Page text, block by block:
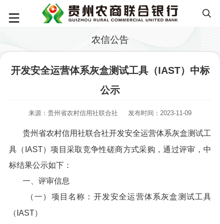
农信公告
开发安全运营体系灰盒测试工具（IAST）中标
公示
来源：贵州省农村信用社联合社 发布时间：2023-11-09
贵州省农村信用社联合社开发安全运营体系灰盒测试工
具（IAST）项目采取竞争性磋商方式采购，通过评审，中
标结果公示如下：
一、评审信息
（一）项目名称：开发安全运营体系灰盒测试工具
（IAST）